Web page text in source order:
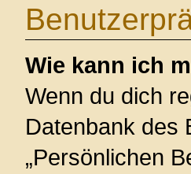
Wie kann ich
Wenn du dich
Datenbank des
„Persönlichen